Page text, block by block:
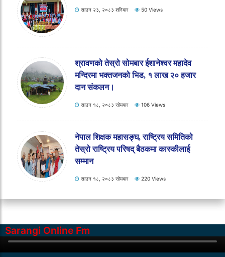
सेवा
शिवालय मा. वि. मा हाजिरीजवाफ प्रतियोगिता
साउन २३, २०८३ शनिबार 50 Views
श्रावणको तेस्रो सोमबार ईशानेश्वर महादेव
मन्दिरमा भक्तजनको भिड, १ लाख २० हजार
दान संकलन।
साउन १८, २०८३ सोमबार 106 Views
सम्मान
Sarangi Online Fm